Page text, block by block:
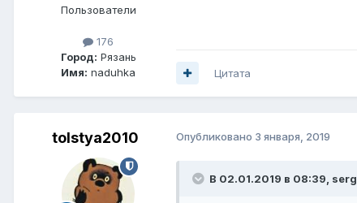
Пользователи
176
Город: Рязань
Имя: naduhka Цитата
tolstya2010 Опубликовано 3 января, 2019
В 02.01.2019 в 08:39,